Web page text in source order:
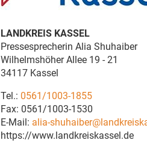
LANDKREIS KASSEL
Pressesprecherin Alia Shuhaiber
Wilhelmshöher Allee 19 - 21
34117 Kassel
Tel.: 0561/1003-1855
Fax: 0561/1003-1530
E-Mail: alia-
https://www.landkreiskassel.de